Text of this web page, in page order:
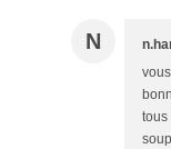
N
tous